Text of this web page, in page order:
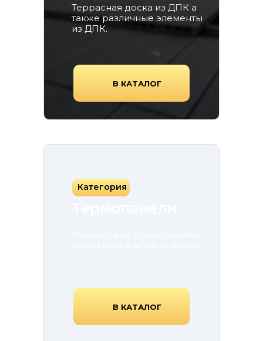
Террасная доска из ДПК а
также различные элементы
из ДПК.
В КАТАЛОГ
В КАТАЛОГ
Категория